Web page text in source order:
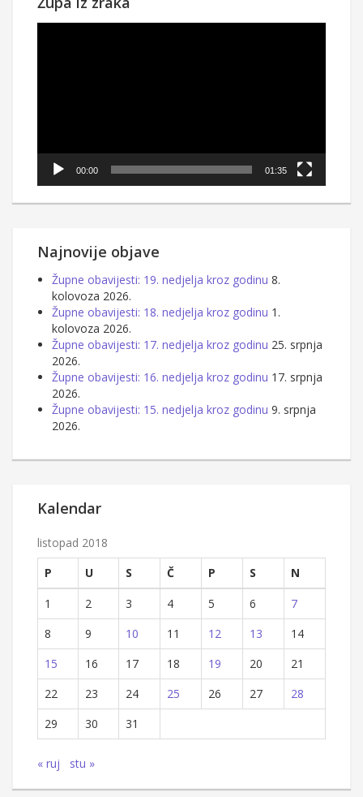
00:00 01:35
Najnovije objave
Župne obavijesti: 19. nedjelja kroz godinu 8.
kolovoza 2026.
Župne obavijesti: 18. nedjelja kroz godinu 1.
kolovoza 2026.
Župne obavijesti: 17. nedjelja kroz godinu 25. srpnja
2026.
Župne obavijesti: 16. nedjelja kroz godinu 17. srpnja
2026.
Župne obavijesti: 15. nedjelja kroz godinu 9. srpnja
2026.
Kalendar
listopad 2018
P
U S Č P S
N
1
2 3 4 5 6
7
8
9 10 11 12 13
14
15
16 17 18 19 20
21
22
23 24 25 26 27
28
29
30 31
« ruj stu »